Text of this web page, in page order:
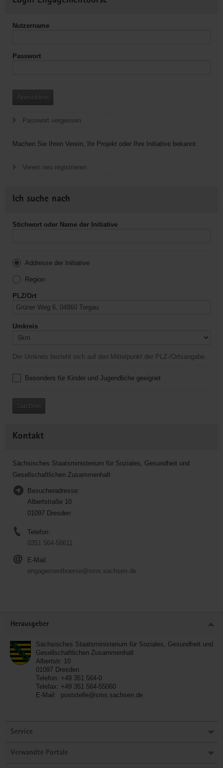
Informationen
Nutzername
Passwort
Anmelden
Passwort vergessen
Machen Sie Ihren Verein, Ihr Projekt oder Ihre Initiative bekannt.
Verein neu registrieren
Ich suche nach
Stichwort oder Name der Initiative
Addresse der Initiative
Region
PLZ/Ort
Umkreis
Der Umkreis bezieht sich auf den Mittelpunkt der PLZ-/Ortsangabe.
Besonders für Kinder und Jugendliche geeignet
Suchen
Kontakt
Sächsisches Staatsministerium für Soziales, Gesundheit und
Gesellschaftlichen Zusammenhalt
Besucheradresse:
Albertstraße 10
01097 Dresden
Telefon:
0351 564-58611
E-Mail
engagementboerse@sms.sachsen.de
Herausgeber
Sächsisches Staatsministerium für Soziales, Gesundheit und
Gesellschaftlichen Zusammenhalt
Albertstr. 10
01097 Dresden
Telefon: +49 351 564-0
Telefax: +49 351 564-55060
E-Mail:
poststelle@sms.sachsen.de
Service
Verwandte Portale